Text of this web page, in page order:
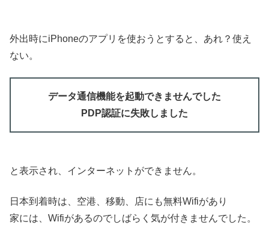
外出時にiPhoneのアプリを使おうとすると、あれ？使え
ない。
データ通信機能を起動できませんでした
PDP認証に失敗しました
と表示され、インターネットができません。
日本到着時は、空港、移動、店にも無料Wifiがあり
家には、Wifiがあるのでしばらく気が付きませんでした。